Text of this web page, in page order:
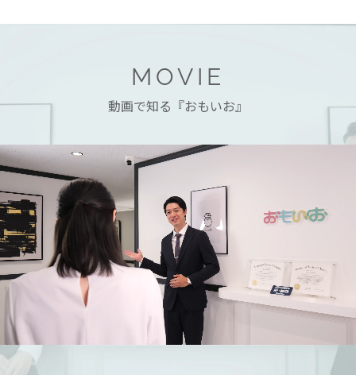
MOVIE
動画で知る『おもいお』